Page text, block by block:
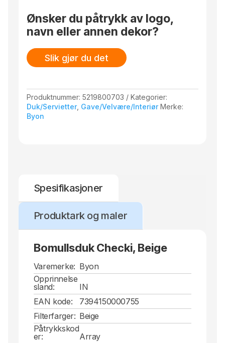
Ønsker du påtrykk av logo,
navn eller annen dekor?
Slik gjør du det
Produktnummer:5219800703
Kategorier:
Duk/Servietter, Gave/Velvære/Interiør Merke:
Byon
Spesifikasjoner
Produktark og maler
Bomullsduk Checki, Beige
Varemerke: Byon
Opprinnelse
sland:
IN
EAN kode:
7394150000755
Filterfarger: Beige
Påtrykkskod
er:
Array